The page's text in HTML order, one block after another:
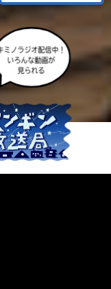
キミノラジオ配信中！
いろんな動画が
見られる